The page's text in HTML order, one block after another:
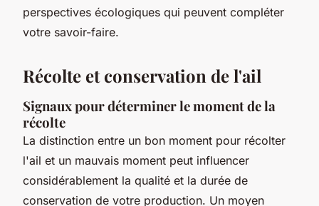
perspectives écologiques qui peuvent compléter
votre savoir-faire.
Récolte et conservation de l'ail
Signaux pour déterminer le moment de la
récolte
La distinction entre un bon moment pour récolter
l'ail et un mauvais moment peut influencer
considérablement la qualité et la durée de
conservation de votre production. Un moyen